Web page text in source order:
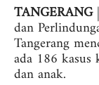
TANGERANG
dan
Tangerang
ada 186 kasus
dan anak.